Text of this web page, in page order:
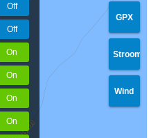
GPX
Stroom
Wind